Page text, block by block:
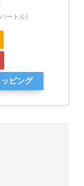
ートル)
ピング